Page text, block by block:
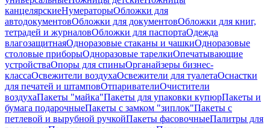
канцелярскиеНумераторыОбложки для
автодокументовОбложки для документовОбложки для книг,
тетрадей и журналовОбложки для паспортаОдежда
влагозащитнаяОдноразовые стаканы и чашкиОдноразовые
столовые приборыОдноразовые тарелкиОпечатывающие
устройстваОпоры для спиныОрганайзеры бизнес-
классаОсвежители воздухаОсвежители для туалетаОснастки
для печатей и штамповОтпаривателиОчистители
воздухаПакеты "майка"Пакеты для упаковки купюрПакеты и
бумага подарочныеПакеты с замком "зиплок"Пакеты с
петлевой и вырубной ручкойПакеты фасовочныеПалитры для